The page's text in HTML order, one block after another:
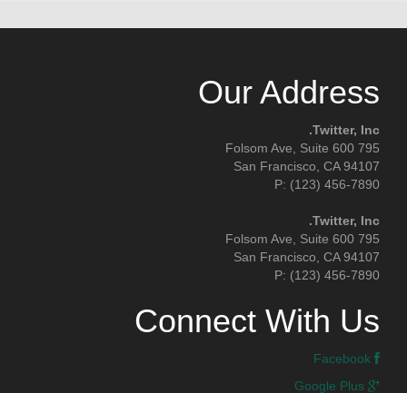
Our Address
Twitter, Inc.
795 Folsom Ave, Suite 600
San Francisco, CA 94107
P: (123) 456-7890
Twitter, Inc.
795 Folsom Ave, Suite 600
San Francisco, CA 94107
P: (123) 456-7890
Connect With Us